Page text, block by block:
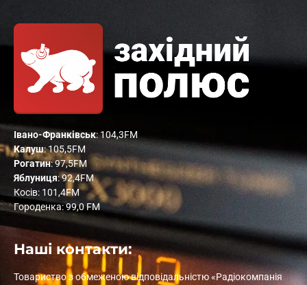
Івано-Франківськ: 104,3FM
Калуш: 105,5FM
Рогатин: 97,5FM
Яблуниця: 92,4FM
Косів: 101,4FM
Городенка: 99,0 FM
Наші контакти:
Товариство з обмеженою відповідальністю «Радіокомпанія